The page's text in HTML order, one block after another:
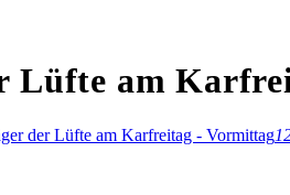
Lüfte am
der Lüfte am Karfreitag - Vormittag